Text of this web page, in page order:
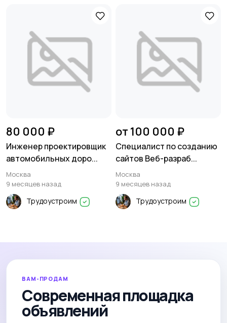
80 000 ₽
Инженер проектировщик
автомобильных доро...
Москва
9 месяцев назад
Трудоустроим
от 100 000 ₽
Специалист по созданию
сайтов Веб-разраб...
Москва
9 месяцев назад
Трудоустроим
ВАМ-ПРОДАМ
Современная площадка
объявлений